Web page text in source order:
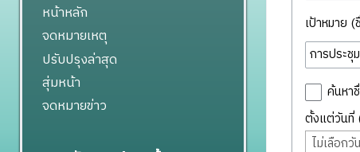
เป้าหมาย
ค้นหา
ตั้งแต่วันที่
ไม่เลือกวั
หน้าหลัก
จดหมายเหตุ
ปรับปรุงล่าสุด
สุ่มหน้า
จดหมายข่าว